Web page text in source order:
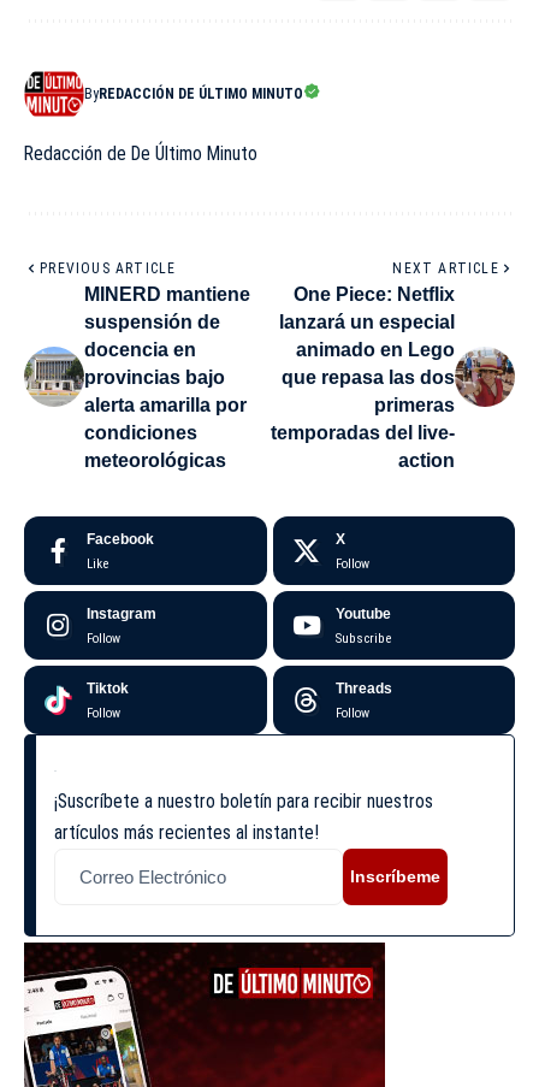
ByREDACCIÓN DE ÚLTIMO MINUTO
Redacción de De Último Minuto
PREVIOUS ARTICLE
MINERD mantiene
suspensión de
docencia en
provincias bajo
alerta amarilla por
condiciones
meteorológicas
NEXT ARTICLE
One Piece: Netflix
lanzará un especial
animado en Lego
que repasa las dos
primeras
temporadas del live-
action
Facebook
Like
X
Follow
Instagram
Follow
Youtube
Subscribe
Tiktok
Follow
Threads
Follow
¡Suscríbete a nuestro boletín para recibir nuestros
artículos más recientes al instante!
Inscríbeme